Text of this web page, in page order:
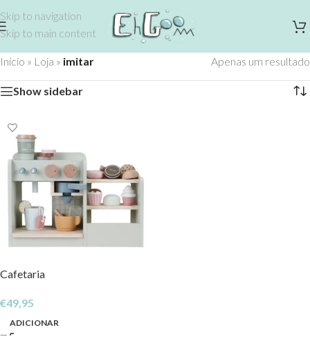
Skip to navigation
Skip to main content
Início » Loja » imitar Apenas um resultado
Show sidebar
Cafetaria
€49,95
ADICIONAR